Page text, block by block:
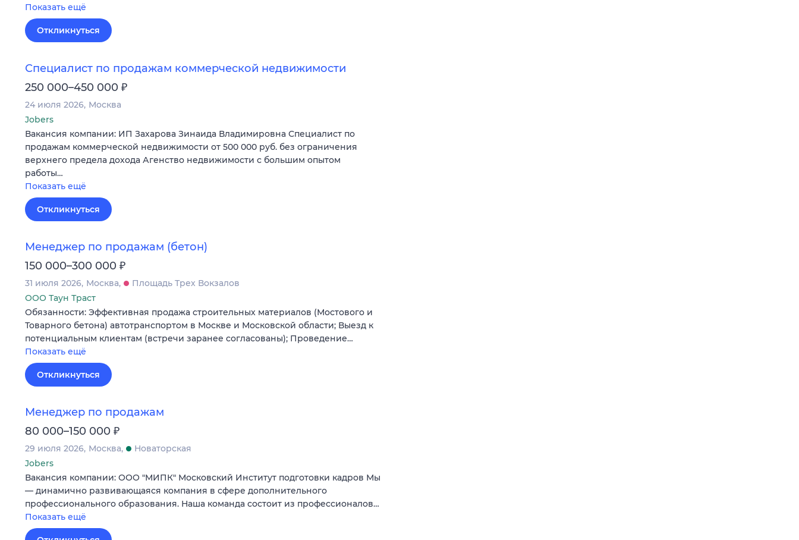
Показать ещё
Откликнуться
Специалист по продажам коммерческой недвижимости
250 000–450 000 ₽
24 июля 2026 Москва
Jobers
Вакансия компании: ИП Захарова Зинаида Владимировна Специалист по
продажам коммерческой недвижимости от 500 000 руб. без ограничения
верхнего предела дохода Агенство недвижимости с большим опытом
работы…
Показать ещё
Откликнуться
Менеджер по продажам (бетон)
150 000–300 000 ₽
31 июля 2026 Москва
Площадь Трех Вокзалов
ООО Таун Траст
Обязанности: Эффективная продажа строительных материалов (Мостового и
Товарного бетона) автотранспортом в Москве и Московской области; Выезд к
потенциальным клиентам (встречи заранее согласованы); Проведение…
Показать ещё
Откликнуться
Менеджер по продажам
80 000–150 000 ₽
29 июля 2026 Москва
Новаторская
Jobers
Вакансия компании: ООО "МИПК" Московский Институт подготовки кадров Мы
— динамично развивающаяся компания в сфере дополнительного
профессионального образования. Наша команда состоит из профессионалов…
Показать ещё